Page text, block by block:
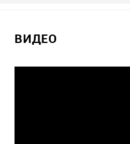
ВИДЕО